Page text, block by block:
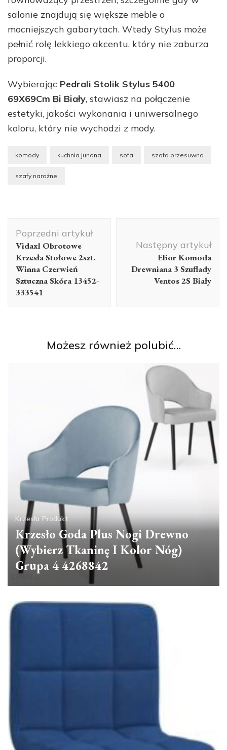
salonie znajdują się większe meble o
mocniejszych gabarytach. Wtedy Stylus może
pełnić rolę lekkiego akcentu, który nie zaburza
proporcji.
Wybierając Pedrali Stolik Stylus 5400
69X69Cm Bi Biały, stawiasz na połączenie
estetyki, jakości wykonania i uniwersalnego
koloru, który nie wychodzi z mody.
komody kuchnia junona sofa szafa przesuwna
szafy narożne
wpisu
Poprzedni artykuł
Vidaxl Obrotowe
Krzesła Stołowe 2szt.
Winna Czerwień
Sztuczna Skóra 13452-
333541
Następny artykuł
Elior Komoda
Drewniana 3 Szuflady
Ventos 2S Biały
Możesz również polubić…
Krzesła Produkt
Krzesło Goda Plus Nogi Drewno
(Wybierz Tkaninę I Kolor Nóg)
Grupa 4 4268842